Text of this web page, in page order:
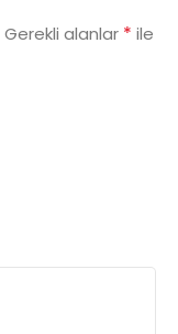
Gerekli alanlar * ile